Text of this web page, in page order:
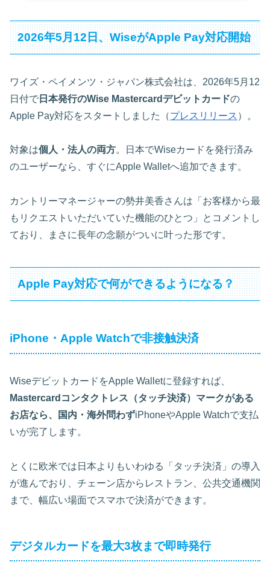
2026年5月12日、WiseがApple Pay対応開始
ワイズ・ペイメンツ・ジャパン株式会社は、2026年5月12
日付で 日本発行のWise Mastercardデビットカードの
Apple Pay対応をスタートしました（プレスリリース ）。
対象は個人・法人の両方。日本でWiseカードを発行済み
のユーザーなら、すぐにApple Walletへ追加できます。
カントリーマネージャーの勢井美香さんは「お客様から最
もリクエストいただいていた機能のひとつ」とコメントし
ており、まさに長年の念願がついに叶った形です。
Apple Pay対応で何ができるようになる？
iPhone・Apple Watchで非接触決済
WiseデビットカードをApple Walletに登録すれば、
Mastercardコンタクトレス（タッチ決済）マークがある
お店なら、国内・海外問わずiPhoneやApple Watchで支払
いが完了します。
とくに欧米では日本よりもいわゆる「タッチ決済」の導入
が進んでおり、チェーン店からレストラン、公共交通機関
まで、幅広い場面でスマホで決済ができます。
デジタルカードを最大3枚まで即時発行